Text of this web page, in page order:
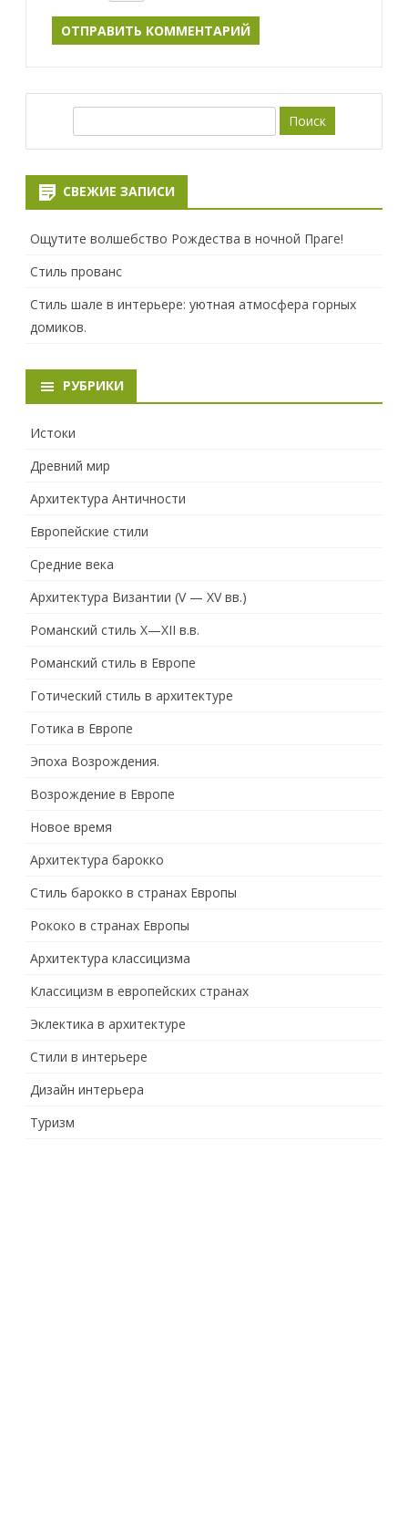
СВЕЖИЕ ЗАПИСИ
Ощутите волшебство Рождества в ночной Праге!
Стиль прованс
Стиль шале в интерьере: уютная атмосфера горных
домиков.
РУБРИКИ
Истоки
Древний мир
Архитектура Античности
Европейские стили
Средние века
Архитектура Византии (V — XV вв.)
Романский стиль X—XII в.в.
Романский стиль в Европе
Готический стиль в архитектуре
Готика в Европе
Эпоха Возрождения.
Возрождение в Европе
Новое время
Архитектура барокко
Стиль барокко в странах Европы
Рококо в странах Европы
Архитектура классицизма
Классицизм в европейских странах
Эклектика в архитектуре
Стили в интерьере
Дизайн интерьера
Туризм